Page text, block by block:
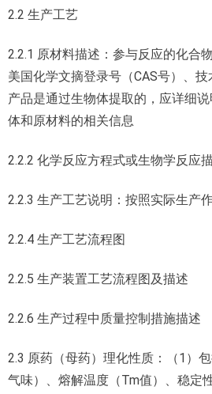
2.2 生产工艺
2.2.1 原材料描述：参与反应的化合
美国化学文摘登录号（CAS号）、
产品是通过生物体提取的，应详细
体和原材料的相关信息
2.2.2 化学反应方程式或生物学反应
2.2.3 生产工艺说明：按照实际生产
2.2.4 生产工艺流程图
2.2.5 生产装置工艺流程图及描述
2.2.6 生产过程中质量控制措施描述
2.3 原药（母药）理化性质：（1）
气味）、熔解温度（Tm值）、稳定